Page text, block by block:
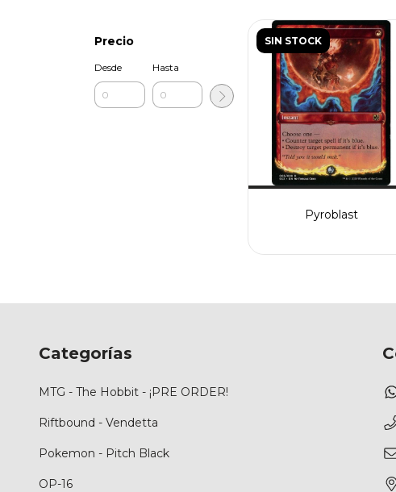
Precio
Desde Hasta
SIN STOCK
Pyroblast
Categorías
MTG - The Hobbit - ¡PRE ORDER!
Riftbound - Vendetta
Pokemon - Pitch Black
OP-16